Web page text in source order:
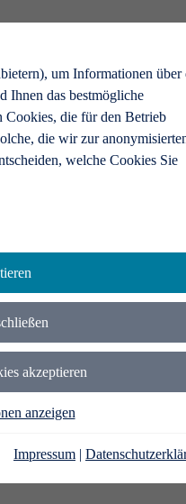
um Informationen über
Ihnen das bestmögliche
Cookies, die für den Betrieb
die wir zur
welche Cookies Sie
akzeptieren
anzeigen
Impressum |